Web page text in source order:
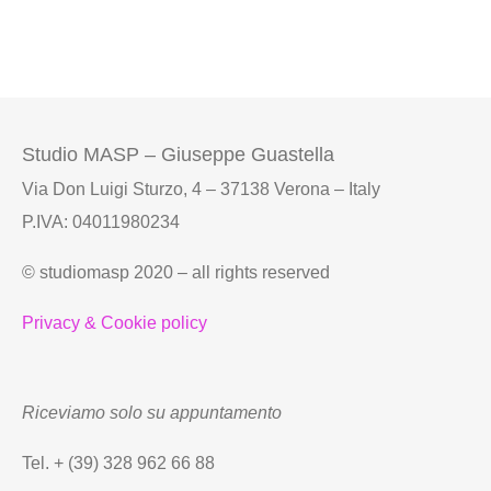
Studio MASP – Giuseppe Guastella
Via Don Luigi Sturzo, 4 – 37138 Verona – Italy
P.IVA: 04011980234
© studiomasp 2020 – all rights reserved
Privacy & Cookie policy
Riceviamo solo su appuntamento
Tel. + (39) 328 962 66 88